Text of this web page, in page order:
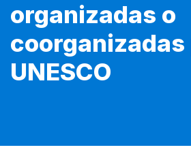
organizadas o
coorganizadas
UNESCO